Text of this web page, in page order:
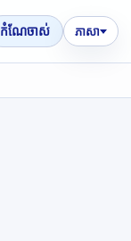
កំណែចាស់ ភាសា